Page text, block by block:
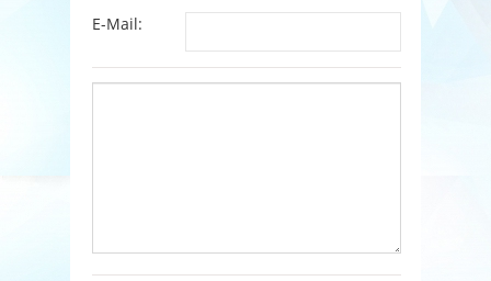
E-Mail: